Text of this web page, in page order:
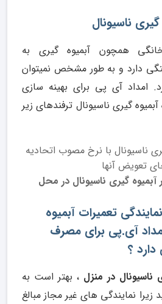
ناسیونال
همچون آبمیوه گیری به
دارد و به طور مشخص نمیتوان
امداد آی پی برای بهینه سازی
گیری ناسیونال ترفندهای زیر
ناسیونال با نرخ مصوب اتحادیه
تعویض آنها
آبمیوه گیری ناسیونال در محل
تعمیرات آبمیوه
آی.پی برای مصرف
دارد ؟
ناسیونال در منزل ، بهتر است به
زیرا نمایندگی های غیر مجاز مبالغ